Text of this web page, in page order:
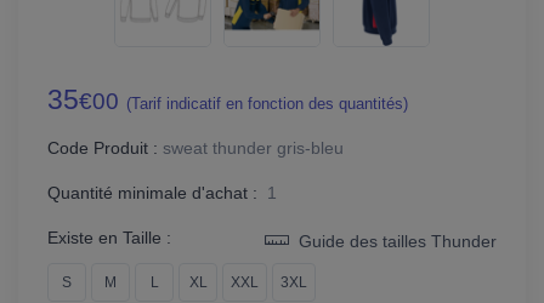
35€00 (Tarif indicatif en fonction des quantités)
Code Produit : sweat thunder gris-bleu
Quantité minimale d'achat : 1
Existe en Taille : Guide des tailles Thunder
S M L XL XXL 3XL